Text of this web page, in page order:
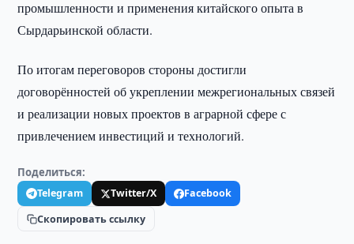
промышленности и применения китайского опыта в
Сырдарьинской области.
По итогам переговоров стороны достигли
договорённостей об укреплении межрегиональных связей
и реализации новых проектов в аграрной сфере с
привлечением инвестиций и технологий.
Поделиться:
Telegram Twitter/X
Facebook
Скопировать ссылку